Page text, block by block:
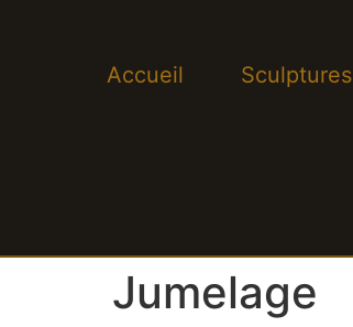
Accueil Sculptures
Jumelage